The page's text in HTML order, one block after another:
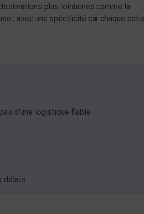
plus lointaines comme la
; avec une spécificité car chaque colis
d’une logistique fiable
délais.